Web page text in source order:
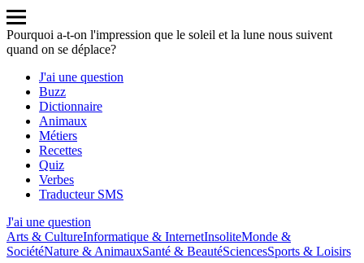
Pourquoi a-t-on l'impression que le soleil et la lune nous suivent
quand on se déplace?
J'ai une question
Buzz
Dictionnaire
Animaux
Métiers
Recettes
Quiz
Verbes
Traducteur SMS
J'ai une question
Arts & CultureInformatique & InternetInsoliteMonde &
SociétéNature & AnimauxSanté & BeautéSciencesSports & Loisirs